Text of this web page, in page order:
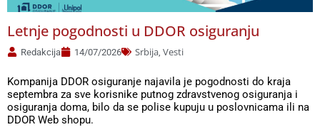
Letnje pogodnosti u DDOR osiguranju
Redakcija 14/07/2026 Srbija Vesti
Kompanija DDOR osiguranje najavila je pogodnosti do kraja
septembra za sve korisnike putnog zdravstvenog osiguranja i
osiguranja doma, bilo da se polise kupuju u poslovnicama ili na
DDOR Web shopu.